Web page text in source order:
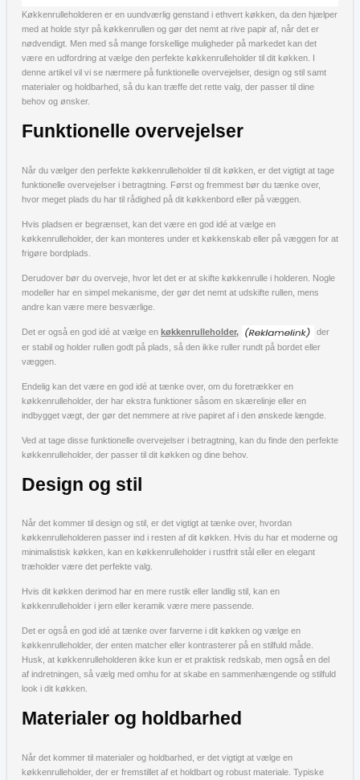
Køkkenrulleholderen er en uundværlig genstand i ethvert køkken, da den hjælper
med at holde styr på køkkenrullen og gør det nemt at rive papir af, når det er
nødvendigt. Men med så mange forskellige muligheder på markedet kan det
være en udfordring at vælge den perfekte køkkenrulleholder til dit køkken. I
denne artikel vil vi se nærmere på funktionelle overvejelser, design og stil samt
materialer og holdbarhed, så du kan træffe det rette valg, der passer til dine
behov og ønsker.
Funktionelle overvejelser
Når du vælger den perfekte køkkenrulleholder til dit køkken, er det vigtigt at tage
funktionelle overvejelser i betragtning. Først og fremmest bør du tænke over,
hvor meget plads du har til rådighed på dit køkkenbord eller på væggen.
Hvis pladsen er begrænset, kan det være en god idé at vælge en
køkkenrulleholder, der kan monteres under et køkkenskab eller på væggen for at
frigøre bordplads.
Derudover bør du overveje, hvor let det er at skifte køkkenrulle i holderen. Nogle
modeller har en simpel mekanisme, der gør det nemt at udskifte rullen, mens
andre kan være mere besværlige.
Det er også en god idé at vælge en køkkenrulleholder,
der
er stabil og holder rullen godt på plads, så den ikke ruller rundt på bordet eller
væggen.
Endelig kan det være en god idé at tænke over, om du foretrækker en
køkkenrulleholder, der har ekstra funktioner såsom en skærelinje eller en
indbygget vægt, der gør det nemmere at rive papiret af i den ønskede længde.
Ved at tage disse funktionelle overvejelser i betragtning, kan du finde den perfekte
køkkenrulleholder, der passer til dit køkken og dine behov.
Design og stil
Når det kommer til design og stil, er det vigtigt at tænke over, hvordan
køkkenrulleholderen passer ind i resten af dit køkken. Hvis du har et moderne og
minimalistisk køkken, kan en køkkenrulleholder i rustfrit stål eller en elegant
træholder være det perfekte valg.
Hvis dit køkken derimod har en mere rustik eller landlig stil, kan en
køkkenrulleholder i jern eller keramik være mere passende.
Det er også en god idé at tænke over farverne i dit køkken og vælge en
køkkenrulleholder, der enten matcher eller kontrasterer på en stilfuld måde.
Husk, at køkkenrulleholderen ikke kun er et praktisk redskab, men også en del
af indretningen, så vælg med omhu for at skabe en sammenhængende og stilfuld
look i dit køkken.
Materialer og holdbarhed
Når det kommer til materialer og holdbarhed, er det vigtigt at vælge en
køkkenrulleholder, der er fremstillet af et holdbart og robust materiale. Typiske